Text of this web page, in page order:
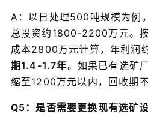
A：以日处理500吨规模为例
总投资约1800-2200万元。
成本2800万元计算，年利润
期1.4-1.7年。如果已有选矿
缩至1200万元以内，回收期不
Q5：是否需要更换现有选矿设